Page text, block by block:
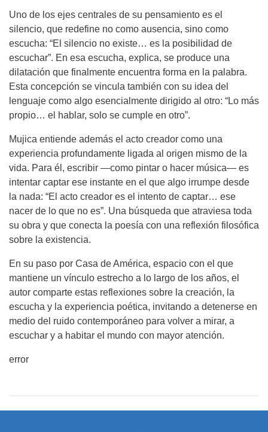
Uno de los ejes centrales de su pensamiento es el
silencio, que redefine no como ausencia, sino como
escucha: “El silencio no existe… es la posibilidad de
escuchar”. En esa escucha, explica, se produce una
dilatación que finalmente encuentra forma en la palabra.
Esta concepción se vincula también con su idea del
lenguaje como algo esencialmente dirigido al otro: “Lo más
propio… el hablar, solo se cumple en otro”.
Mujica entiende además el acto creador como una
experiencia profundamente ligada al origen mismo de la
vida. Para él, escribir —como pintar o hacer música— es
intentar captar ese instante en el que algo irrumpe desde
la nada: “El acto creador es el intento de captar… ese
nacer de lo que no es”. Una búsqueda que atraviesa toda
su obra y que conecta la poesía con una reflexión filosófica
sobre la existencia.
En su paso por Casa de América, espacio con el que
mantiene un vínculo estrecho a lo largo de los años, el
autor comparte estas reflexiones sobre la creación, la
escucha y la experiencia poética, invitando a detenerse en
medio del ruido contemporáneo para volver a mirar, a
escuchar y a habitar el mundo con mayor atención.
error